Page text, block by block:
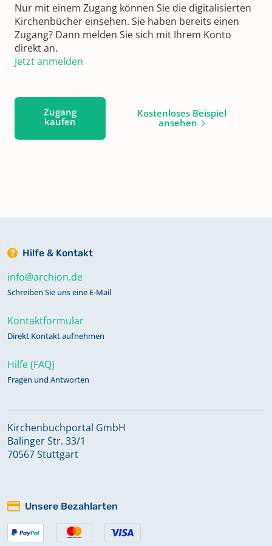
Nur mit einem Zugang können Sie die digitalisierten
Kirchenbücher einsehen. Sie haben bereits einen
Zugang? Dann melden Sie sich mit Ihrem Konto
direkt an.
Jetzt anmelden
Zugang
kaufen
Kostenloses Beispiel
ansehen
Hilfe & Kontakt
info@archion.de
Schreiben Sie uns eine E-Mail
Kontaktformular
Direkt Kontakt aufnehmen
Hilfe (FAQ)
Fragen und Antworten
Kirchenbuchportal GmbH
Balinger Str. 33/1
70567 Stuttgart
Unsere Bezahlarten